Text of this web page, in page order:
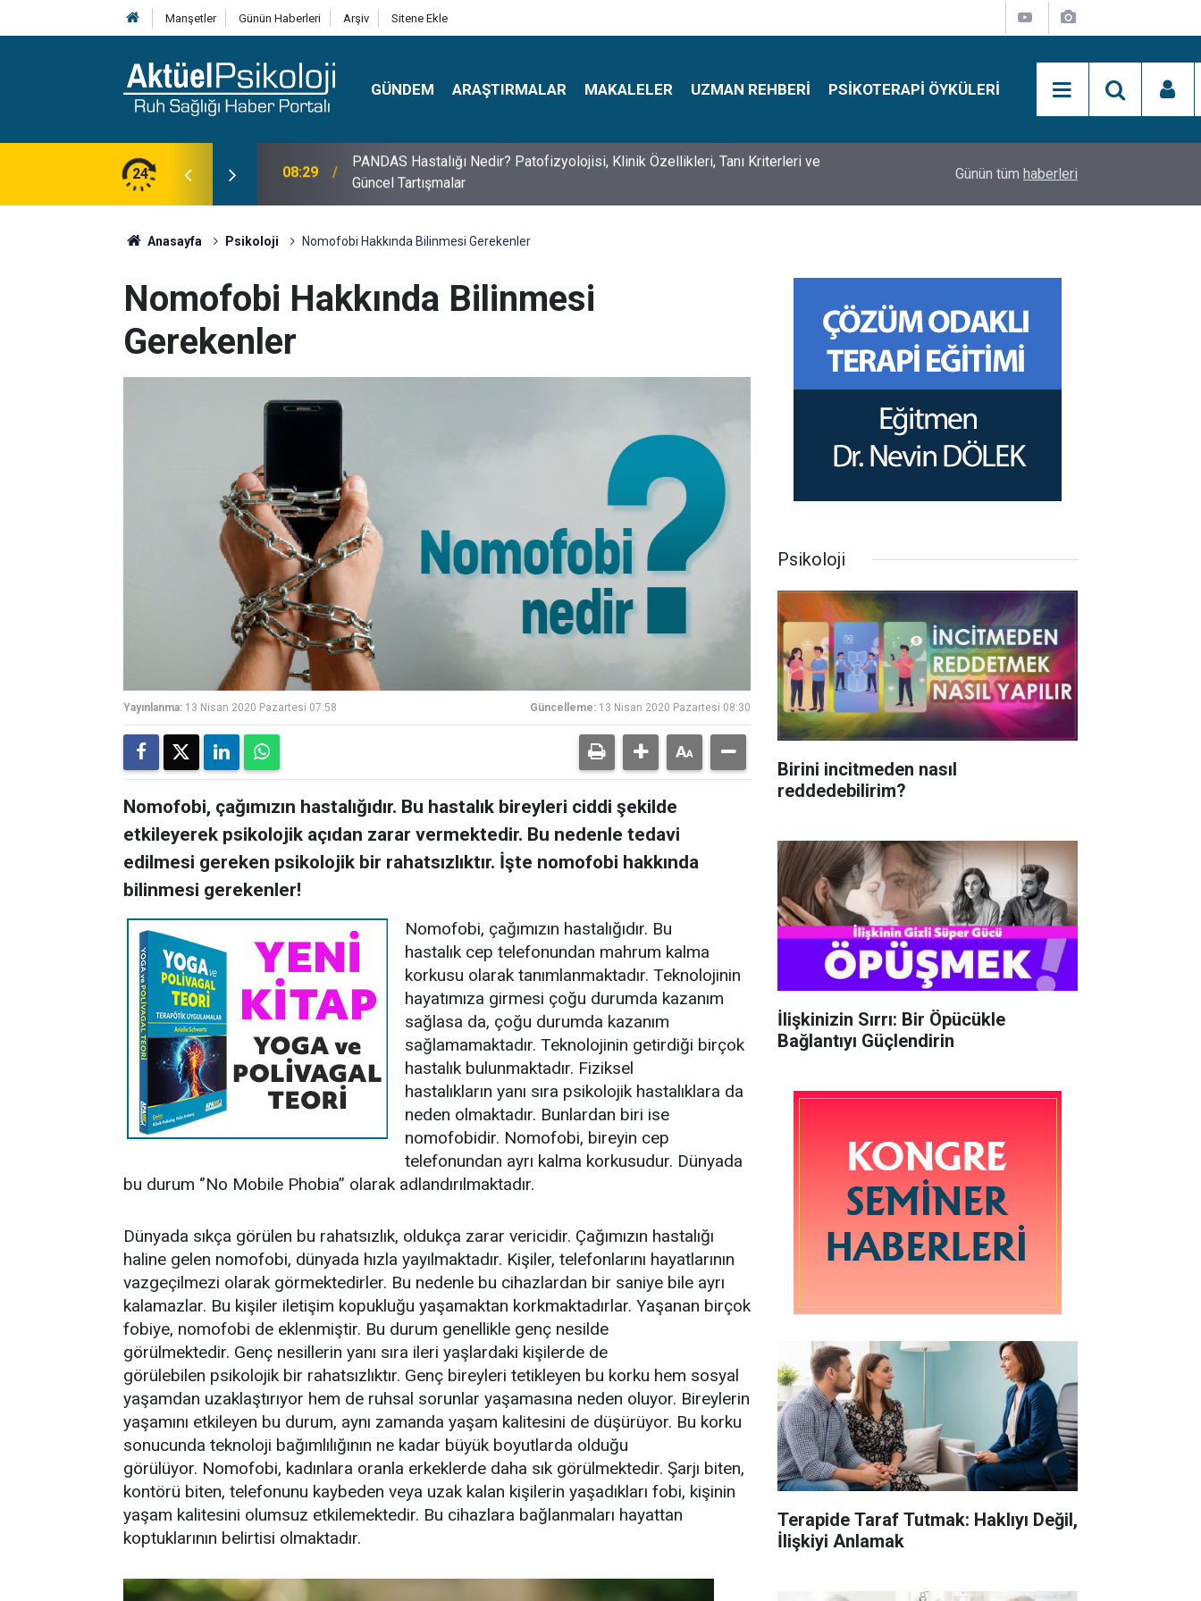
Manşetler Günün Haberleri Arşiv Sitene Ekle
GÜNDEM ARAŞTIRMALAR MAKALELER UZMAN REHBERI PSIKOTERAPI ÖYKÜLERI
24
Klinik Özellikleri, Tanı Kriterleri ve
10:30 10 Mayıs Psikologlar Günü Nasıl Ortaya Çıktı? 10 Mayıs Tarihinin Hikayesi Simon Says Dikkat Programı Nedir?
Günün tüm haberleri
Anasayfa Psikoloji Nomofobi Hakkında Bilinmesi Gerekenler
Nomofobi Hakkında Bilinmesi
Gerekenler
Yayınlanma: 13 Nisan 2020 Pazartesi 07:58 Güncelleme: 13 Nisan 2020 Pazartesi 08:30
Nomofobi, çağımızın hastalığıdır. Bu hastalık bireyleri ciddi şekilde
etkileyerek psikolojik açıdan zarar vermektedir. Bu nedenle tedavi
edilmesi gereken psikolojik bir rahatsızlıktır. İşte nomofobi hakkında
bilinmesi gerekenler!
Nomofobi, çağımızın hastalığıdır. Bu
hastalık cep telefonundan mahrum kalma
korkusu olarak tanımlanmaktadır. Teknolojinin
hayatımıza girmesi çoğu durumda kazanım
sağlasa da, çoğu durumda kazanım
sağlamamaktadır. Teknolojinin getirdiği birçok
hastalık bulunmaktadır. Fiziksel
hastalıkların yanı sıra psikolojik hastalıklara da
neden olmaktadır. Bunlardan biri ise
nomofobidir. Nomofobi, bireyin cep
telefonundan ayrı kalma korkusudur. Dünyada
bu durum ‘’No Mobile Phobia’’ olarak adlandırılmaktadır.
Dünyada sıkça görülen bu rahatsızlık, oldukça zarar vericidir. Çağımızın hastalığı
haline gelen nomofobi, dünyada hızla yayılmaktadır. Kişiler, telefonlarını hayatlarının
vazgeçilmezi olarak görmektedirler. Bu nedenle bu cihazlardan bir saniye bile ayrı
kalamazlar. Bu kişiler iletişim kopukluğu yaşamaktan korkmaktadırlar. Yaşanan birçok
fobiye, nomofobi de eklenmiştir. Bu durum genellikle genç nesilde
görülmektedir. Genç nesillerin yanı sıra ileri yaşlardaki kişilerde de
görülebilen psikolojik bir rahatsızlıktır. Genç bireyleri tetikleyen bu korku hem sosyal
yaşamdan uzaklaştırıyor hem de ruhsal sorunlar yaşamasına neden oluyor. Bireylerin
yaşamını etkileyen bu durum, aynı zamanda yaşam kalitesini de düşürüyor. Bu korku
sonucunda teknoloji bağımlılığının ne kadar büyük boyutlarda olduğu
görülüyor. Nomofobi, kadınlara oranla erkeklerde daha sık görülmektedir. Şarjı biten,
kontörü biten, telefonunu kaybeden veya uzak kalan kişilerin yaşadıkları fobi, kişinin
yaşam kalitesini olumsuz etkilemektedir. Bu cihazlara bağlanmaları hayattan
koptuklarının belirtisi olmaktadır.
Psikoloji
Birini incitmeden nasıl
reddedebilirim?
İlişkinizin Sırrı: Bir Öpücükle
Bağlantıyı Güçlendirin
Terapide Taraf Tutmak: Haklıyı Değil,
İlişkiyi Anlamak